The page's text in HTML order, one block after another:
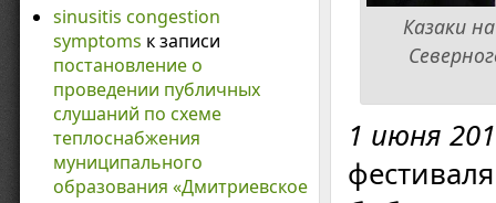
sinusitis congestion
symptoms к записи
постановление о
проведении публичных
слушаний по схеме
теплоснабжения
муниципального
образования «Дмитриевское
Казаки
1 июня